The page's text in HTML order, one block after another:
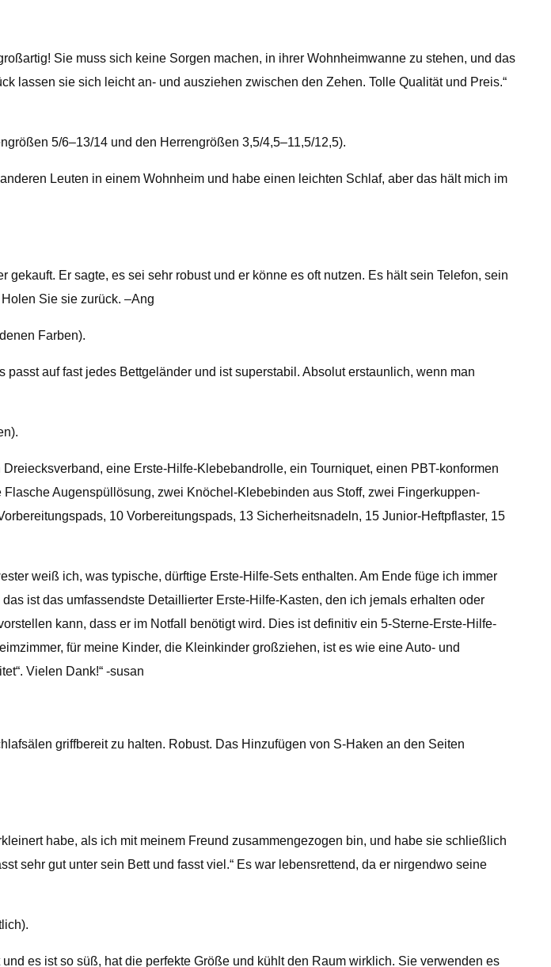
Sie muss sich keine Sorgen machen, in ihrer Wohnheimwanne zu stehen, und das
lassen sie sich leicht an- und ausziehen zwischen den Zehen. Tolle Qualität und Preis.“
5/6–13/14 und den Herrengrößen 3,5/4,5–11,5/12,5).
Leuten in einem Wohnheim und habe einen leichten Schlaf, aber das hält mich im
gekauft. Er sagte, es sei sehr robust und er könne es oft nutzen. Es hält sein Telefon, sein
Sie sie zurück. –Ang
Farben).
passt auf fast jedes Bettgeländer und ist superstabil. Absolut erstaunlich, wenn man
eine Erste-Hilfe-Klebebandrolle, ein Tourniquet, einen PBT-konformen
Augenspüllösung, zwei Knöchel-Klebebinden aus Stoff, zwei Fingerkuppen-
10 Vorbereitungspads, 13 Sicherheitsnadeln, 15 Junior-Heftpflaster, 15
weiß ich, was typische, dürftige Erste-Hilfe-Sets enthalten. Am Ende füge ich immer
ist das umfassendste Detaillierter Erste-Hilfe-Kasten, den ich jemals erhalten oder
kann, dass er im Notfall benötigt wird. Dies ist definitiv ein 5-Sterne-Erste-Hilfe-
für meine Kinder, die Kleinkinder großziehen, ist es wie eine Auto- und
Vielen Dank!“ -susan
griffbereit zu halten. Robust. Das Hinzufügen von S-Haken an den Seiten
habe, als ich mit meinem Freund zusammengezogen bin, und habe sie schließlich
sehr gut unter sein Bett und fasst viel.“ Es war lebensrettend, da er nirgendwo seine
es ist so süß, hat die perfekte Größe und kühlt den Raum wirklich. Sie verwenden es